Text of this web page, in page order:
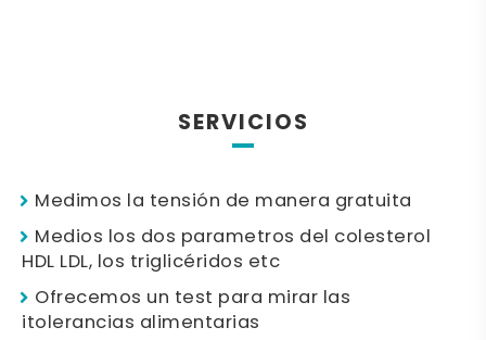
SERVICIOS
Medimos la tensión de manera gratuita
Medios los dos parametros del colesterol
HDL LDL, los triglicéridos etc
Ofrecemos un test para mirar las
itolerancias alimentarias